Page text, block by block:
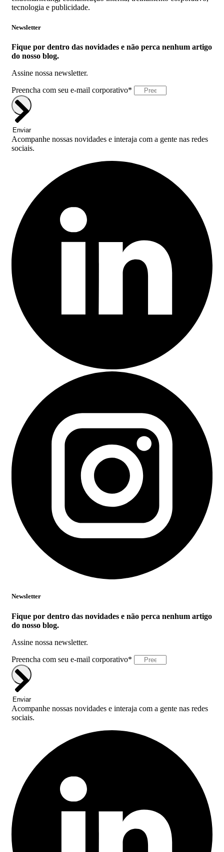
tecnologia e publicidade.
Newsletter
Fique por dentro das novidades e não perca nenhum artigo
do nosso blog.
Assine nossa newsletter.
Preencha com seu e-mail corporativo*
Enviar
Acompanhe nossas novidades e interaja com a gente nas redes
sociais.
Newsletter
Fique por dentro das novidades e não perca nenhum artigo
do nosso blog.
Assine nossa newsletter.
Preencha com seu e-mail corporativo*
Enviar
Acompanhe nossas novidades e interaja com a gente nas redes
sociais.